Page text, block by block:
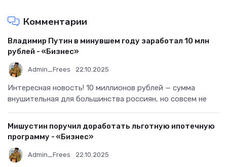
Комментарии
Владимир Путин в минувшем году заработал 10 млн
рублей - «Бизнес»
Admin_Frees 22.10.2025
Интересная новость! 10 миллионов рублей — сумма
внушительная для большинства россиян, но совсем не
Мишустин поручил доработать льготную ипотечную
программу - «Бизнес»
Admin_Frees 22.10.2025